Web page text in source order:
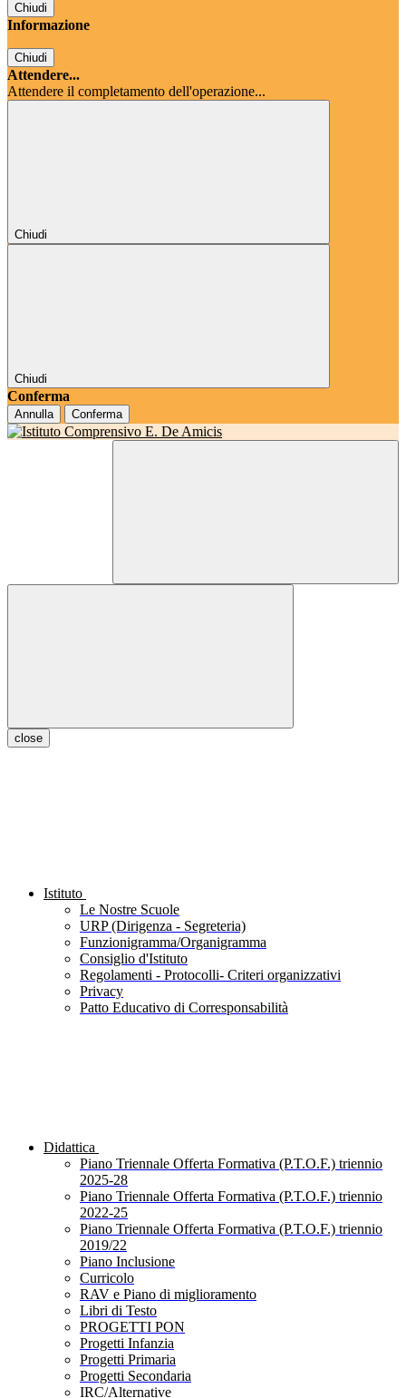
Chiudi
Informazione
Chiudi
Attendere...
Attendere il completamento dell'operazione...
Chiudi
Chiudi
Conferma
Annulla Conferma
close
Istituto
Le Nostre Scuole
URP (Dirigenza - Segreteria)
Funzionigramma/Organigramma
Consiglio d'Istituto
Regolamenti - Protocolli- Criteri organizzativi
Privacy
Patto Educativo di Corresponsabilità
Didattica
Piano Triennale Offerta Formativa (P.T.O.F.) triennio
2025-28
Piano Triennale Offerta Formativa (P.T.O.F.) triennio
2022-25
Piano Triennale Offerta Formativa (P.T.O.F.) triennio
2019/22
Piano Inclusione
Curricolo
RAV e Piano di miglioramento
Libri di Testo
PROGETTI PON
Progetti Infanzia
Progetti Primaria
Progetti Secondaria
IRC/Alternative